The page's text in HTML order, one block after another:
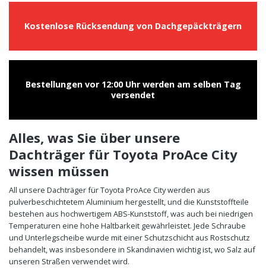
Kostenlose Rücksendung von Dachgepäckträgern
Bestellungen vor 12:00 Uhr werden am selben Tag
versendet
Alles, was Sie über unsere
Dachträger für Toyota ProAce City
wissen müssen
All unsere Dachträger für Toyota ProAce City werden aus
pulverbeschichtetem Aluminium hergestellt, und die Kunststoffteile
bestehen aus hochwertigem ABS-Kunststoff, was auch bei niedrigen
Temperaturen eine hohe Haltbarkeit gewährleistet. Jede Schraube
und Unterlegscheibe wurde mit einer Schutzschicht aus Rostschutz
behandelt, was insbesondere in Skandinavien wichtig ist, wo Salz auf
unseren Straßen verwendet wird.